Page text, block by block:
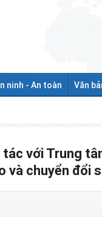
ninh - An toàn Văn
với Trung
và chuyển đổi